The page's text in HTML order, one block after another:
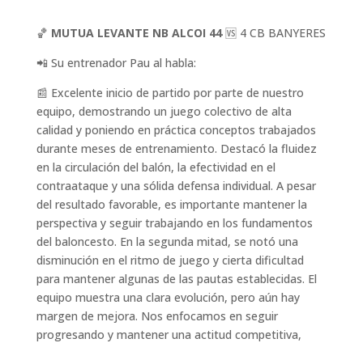
🏀 MUTUA LEVANTE NB ALCOI 44🆚 4 CB BANYERES
📲 Su entrenador Pau al habla:
📰 Excelente inicio de partido por parte de nuestro
equipo, demostrando un juego colectivo de alta
calidad y poniendo en práctica conceptos trabajados
durante meses de entrenamiento. Destacó la fluidez
en la circulación del balón, la efectividad en el
contraataque y una sólida defensa individual. A pesar
del resultado favorable, es importante mantener la
perspectiva y seguir trabajando en los fundamentos
del baloncesto. En la segunda mitad, se notó una
disminución en el ritmo de juego y cierta dificultad
para mantener algunas de las pautas establecidas. El
equipo muestra una clara evolución, pero aún hay
margen de mejora. Nos enfocamos en seguir
progresando y mantener una actitud competitiva,